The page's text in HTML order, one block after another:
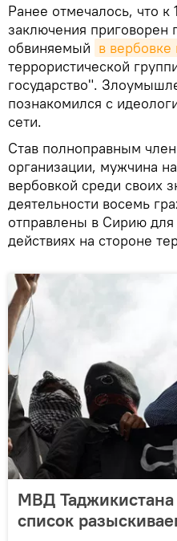
Ранее отмечалось, что
заключения приговорен
обвиняемый в
террористической
государство".
познакомился с
сети.
Став полноправным
организации, мужчина
вербовкой среди своих
деятельности восемь
отправлены в Сирию для
действиях на стороне
МВД Таджикистана
список